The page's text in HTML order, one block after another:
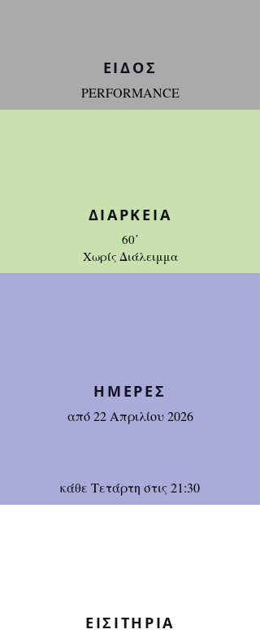
ΕΙΔΟΣ
PERFORMANCE
ΔΙΑΡΚΕΙΑ
60΄
Χωρίς Διάλειμμα
ΗΜΕΡΕΣ
από 22 Απριλίου 2026
κάθε Τετάρτη στις 21:30
ΕΙΣΙΤΗΡΙΑ